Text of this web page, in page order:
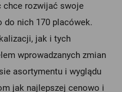
chce rozwijać swoje
do nich 170 placówek.
jak i tych
wprowadzanych zmian
asortymentu i wyglądu
jak najlepszej cenowo i